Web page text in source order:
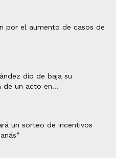
por el aumento de casos de
dio de baja su
de un acto en...
un sorteo de incentivos